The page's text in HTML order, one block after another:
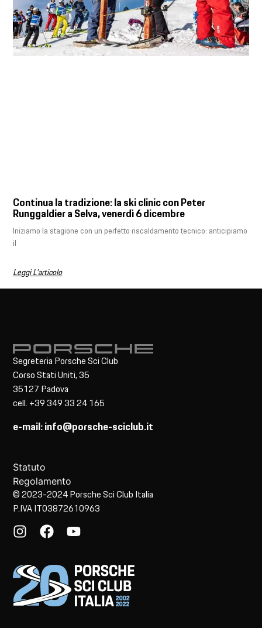
Continua la tradizione: la ski clinic con Peter
Runggaldier a Selva, venerdì 6 dicembre
Iniziamo la stagione con un perfetto riscaldamento tecnico: anticipiamo
il
Leggi L'articolo
Segreteria Porsche Sci Club
Corso Stati Uniti, 35
35127 Padova
cell. +39 349 33 24 165
e-mail: info@porsche-sciclub.it
Statuto
Regolamento
© 2023-2024 Porsche Sci Club Italia
P.IVA IT03872610963